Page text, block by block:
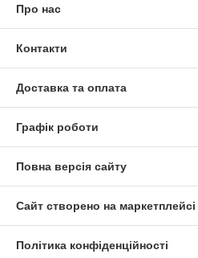
Про нас
Контакти
Доставка та оплата
Графік роботи
Повна версія сайту
Сайт створено на маркетплейсі
Політика конфіденційності